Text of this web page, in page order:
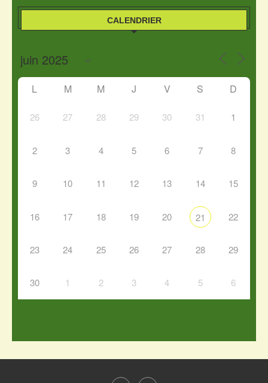
CALENDRIER
L M M J V S D
26 27 28 29 30 31 1
2 3 4 5 6 7 8
9 10 11 12 13 14 15
16 17 18 19 20 21 22
23 24 25 26 27 28 29
30 1 2 3 4 5 6